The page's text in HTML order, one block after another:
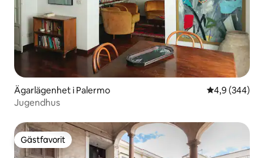
Ägarlägenhet i Palermo 4,9 av 5 i
4,9 (344)
Jugendhus
Gästfavorit
Gästfavorit